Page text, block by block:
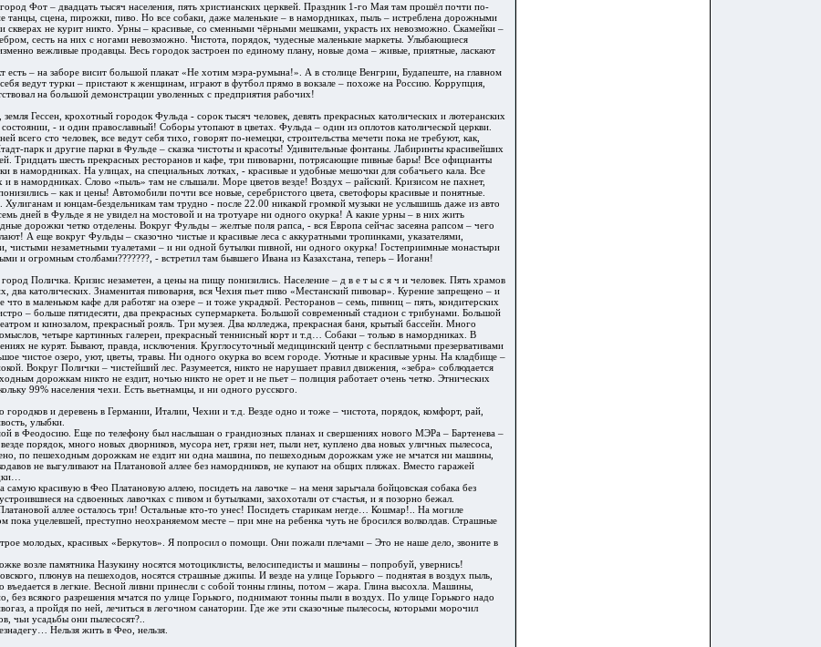
Фот – двадцать тысяч населения, пять христианских церквей. Праздник 1-го Мая там прошёл почти по-
танцы, сцена, пирожки, пиво. Но все собаки, даже маленькие – в намордниках, пыль – истреблена дорожными
скверах не курит никто. Урны – красивые, со сменными чёрными мешками, украсть их невозможно. Скамейки –
сесть на них с ногами невозможно. Чистота, порядок, чудесные маленькие маркеты. Улыбающиеся
вежливые продавцы. Весь городок застроен по единому плану, новые дома – живые, приятные, ласкают
есть – на заборе висит большой плакат «Не хотим мэра-румына!». А в столице Венгрии, Будапеште, на главном
себя ведут турки – пристают к женщинам, играют в футбол прямо в вокзале – похоже на Россию. Коррупция,
на большой демонстрации уволенных с предприятия рабочих!
Гессен, крохотный городок Фульда - сорок тысяч человек, девять прекрасных католических и лютеранских
- и один православный! Соборы утопают в цветах. Фульда – один из оплотов католической церкви.
всего сто человек, все ведут себя тихо, говорят по-немецки, строительства мечети пока не требуют, как,
парк и другие парки в Фульде – сказка чистоты и красоты! Удивительные фонтаны. Лабиринты красивейших
Тридцать шесть прекрасных ресторанов и кафе, три пивоварни, потрясающие пивные бары! Все официанты
в намордниках. На улицах, на специальных лотках, - красивые и удобные мешочки для собачьего кала. Все
и в намордниках. Слово «пыль» там не слышали. Море цветов везде! Воздух – райский. Кризисом не пахнет,
– как и цены! Автомобили почти все новые, серебристого цвета, светофоры красивые и понятные.
и юнцам-бездельникам там трудно - после 22.00 никакой громкой музыки не услышишь даже из авто
дней в Фульде я не увидел на мостовой и на тротуаре ни одного окурка! А какие урны – в них жить
дорожки четко отделены. Вокруг Фульды – желтые поля рапса, - вся Европа сейчас засеяна рапсом – чего
А еще вокруг Фульды – сказочно чистые и красивые леса с аккуратными тропинками, указателями,
чистыми незаметными туалетами – и ни одной бутылки пивной, ни одного окурка! Гостеприимные монастыри
и огромным столбами???????, - встретил там бывшего Ивана из Казахстана, теперь – Иоганн!
Поличка. Кризис незаметен, а цены на пищу понизились. Население – д в е т ы с я ч и человек. Пять храмов
два католических. Знаменитая пивоварня, вся Чехия пьет пиво «Местанский пивовар». Курение запрещено – и
что в маленьком кафе для работяг на озере – и тоже украдкой. Ресторанов – семь, пивниц – пять, кондитерских
– больше пятидесяти, два прекрасных супермаркета. Большой современный стадион с трибунами. Большой
и кинозалом, прекрасный рояль. Три музея. Два колледжа, прекрасная баня, крытый бассейн. Много
четыре картинных галереи, прекрасный теннисный корт и т.д… Собаки – только в намордниках. В
не курят. Бывают, правда, исключения. Круглосуточный медицинский центр с бесплатными презервативами
чистое озеро, уют, цветы, травы. Ни одного окурка во всем городе. Уютные и красивые урны. На кладбище –
Вокруг Полички – чистейший лес. Разумеется, никто не нарушает правил движения, «зебра» соблюдается
дорожкам никто не ездит, ночью никто не орет и не пьет – полиция работает очень четко. Этнических
99% населения чехи. Есть вьетнамцы, и ни одного русского.
городков и деревень в Германии, Италии, Чехии и т.д. Везде одно и тоже – чистота, порядок, комфорт, рай,
улыбки.
в Феодосию. Еще по телефону был наслышан о грандиозных планах и свершениях нового МЭРа – Бартенева –
порядок, много новых дворников, мусора нет, грязи нет, пыли нет, куплено два новых уличных пылесоса,
по пешеходным дорожкам не ездит ни одна машина, по пешеходным дорожкам уже не мчатся ни машины,
не выгуливают на Платановой аллее без намордников, не купают на общих пляжах. Вместо гаражей
самую красивую в Фео Платановую аллею, посидеть на лавочке – на меня зарычала бойцовская собака без
на сдвоенных лавочках с пивом и бутылками, захохотали от счастья, и я позорно бежал.
аллее осталось три! Остальные кто-то унес! Посидеть старикам негде… Кошмар!.. На могиле
пока уцелевшей, преступно неохраняемом месте – при мне на ребенка чуть не бросился волколдав. Страшные
молодых, красивых «Беркутов». Я попросил о помощи. Они пожали плечами – Это не наше дело, звоните в
возле памятника Назукину носятся мотоциклисты, велосипедисты и машины – попробуй, увернись!
плюнув на пешеходов, носятся страшные джипы. И везде на улице Горького – поднятая в воздух пыль,
въедается в легкие. Весной ливни принесли с собой тонны глины, потом – жара. Глина высохла. Машины,
без всякого разрешения мчатся по улице Горького, поднимают тонны пыли в воздух. По улице Горького надо
а пройдя по ней, лечиться в легочном санатории. Где же эти сказочные пылесосы, которыми морочил
, чьи усадьбы они пылесосят?..
Нельзя жить в Фео, нельзя.